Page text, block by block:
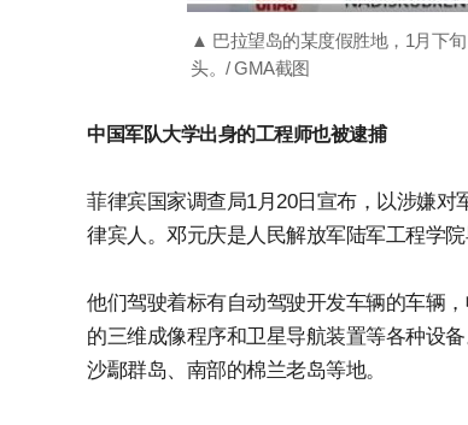
▲ 巴拉望岛的某度假胜地，1月下
头。/ GMA截图
中国军队大学出身的工程师也被逮捕
菲律宾国家调查局1月20日宣布，以涉嫌
律宾人。邓元庆是人民解放军陆军工程学
他们驾驶着标有自动驾驶开发车辆的车辆
的三维成像程序和卫星导航装置等各种设
沙鄢群岛、南部的棉兰老岛等地。